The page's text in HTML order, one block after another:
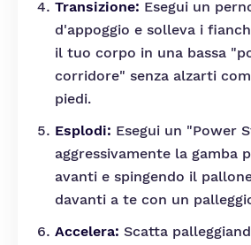
Transizione: Esegui un
d'appoggio e solleva i
il tuo corpo in una bassa
corridore" senza alzarti
piedi.
Esplodi: Esegui un "Power
aggressivamente la gamba
avanti e spingendo il
davanti a te con un
Accelera: Scatta